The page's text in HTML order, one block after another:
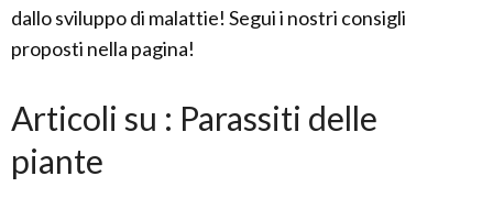
dallo sviluppo di malattie! Segui i nostri consigli
proposti nella pagina!
Articoli su : Parassiti delle
piante